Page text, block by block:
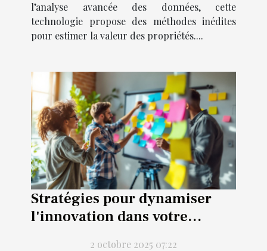
l’analyse avancée des données, cette
technologie propose des méthodes inédites
pour estimer la valeur des propriétés....
Stratégies pour dynamiser
l'innovation dans votre
2 octobre 2025 07:22